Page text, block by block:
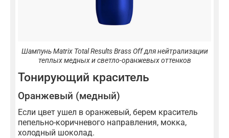
Шампунь Matrix Total Results Brass Off для нейтрализации
теплых медных и светло-оранжевых оттенков
Тонирующий краситель
Оранжевый (медный)
Если цвет ушел в оранжевый, берем краситель
пепельно-коричневого направления, мокка,
холодный шоколад.